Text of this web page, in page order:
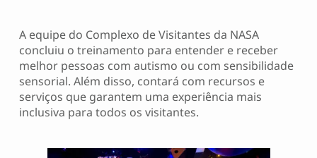
A equipe do Complexo de Visitantes da NASA
concluiu o treinamento para entender e receber
melhor pessoas com autismo ou com sensibilidade
sensorial. Além disso, contará com recursos e
serviços que garantem uma experiência mais
inclusiva para todos os visitantes.